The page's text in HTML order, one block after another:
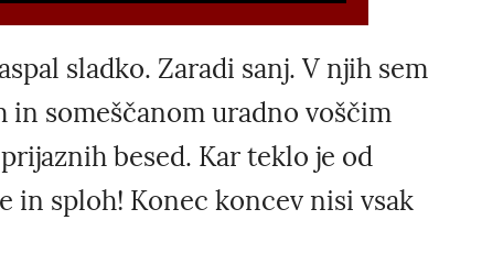
sladko. Zaradi sanj. V njih sem
someščanom uradno voščim
besed. Kar teklo je od
in sploh! Konec koncev nisi vsak